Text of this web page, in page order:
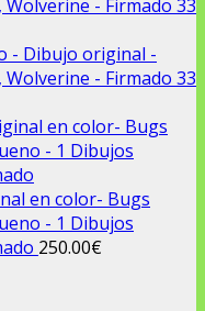
- Dibujo original -
- Firmado 33
en color- Bugs
- 1 Dibujos
250.00€